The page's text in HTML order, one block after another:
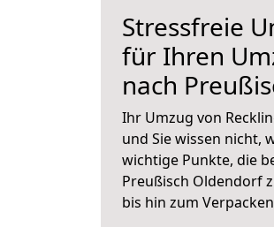
Stressfreie
für Ihren
nach
Ihr Umzug von
und Sie wissen nicht,
wichtige Punkte, die
Preußisch Oldendorf
bis hin zum